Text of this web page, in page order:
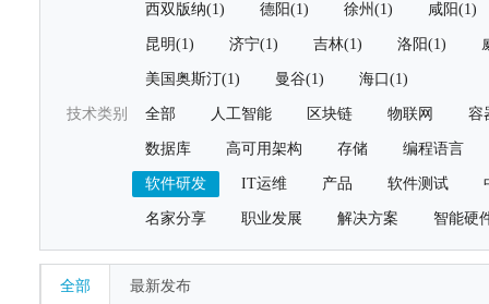
西双版纳(1) 德阳(1) 徐州(1) 咸阳(1)
昆明(1) 济宁(1) 吉林(1) 洛阳(1)
美国奥斯汀(1) 曼谷(1) 海口(1)
技术类别 全部 人工智能 区块链 物联网 容
数据库 高可用架构 存储 编程语言
软件研发 IT运维 产品 软件测试
名家分享 职业发展 解决方案 智能硬
全部 最新发布